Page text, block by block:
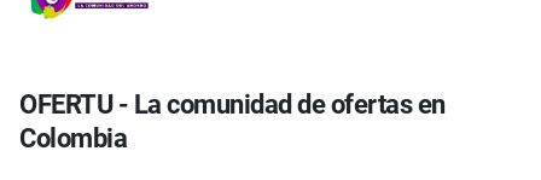
OFERTU - La comunidad de ofertas en
Colombia